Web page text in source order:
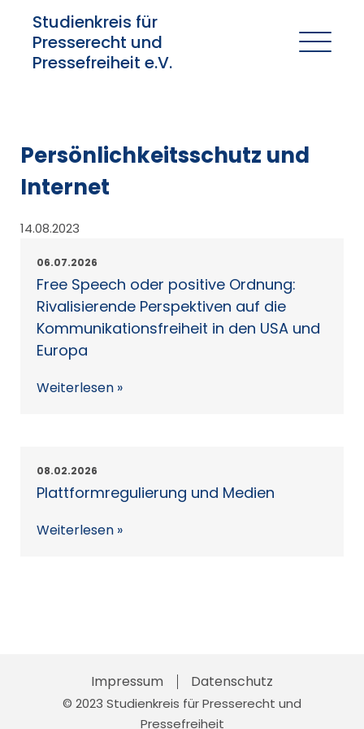
Studienkreis für
Presserecht und
Pressefreiheit e.V.
Persönlichkeitsschutz und
Internet
14.08.2023
06.07.2026
Free Speech oder positive Ordnung:
Rivalisierende Perspektiven auf die
Kommunikationsfreiheit in den USA und
Europa
Weiterlesen »
08.02.2026
Plattformregulierung und Medien
Weiterlesen »
Skip
to
Impressum Datenschutz
© 2023 Studienkreis für Presserecht und
Pressefreiheit